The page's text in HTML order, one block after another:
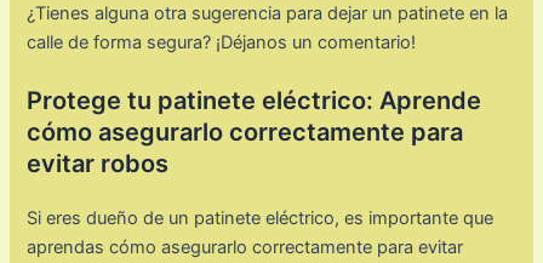
¿Tienes alguna otra sugerencia para dejar un patinete en la
calle de forma segura? ¡Déjanos un comentario!
Protege tu patinete eléctrico: Aprende
cómo asegurarlo correctamente para
evitar robos
Si eres dueño de un patinete eléctrico, es importante que
aprendas cómo asegurarlo correctamente para evitar